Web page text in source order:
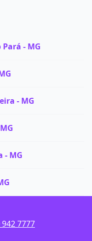
Pará - MG
- MG
- MG
7777